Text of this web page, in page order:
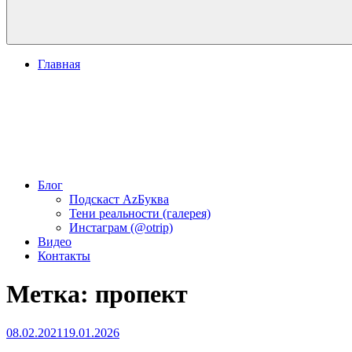
Главная
Блог
Подскаст АzБуква
Тени реальности (галерея)
Инстаграм (@otrip)
Видео
Контакты
Метка: пропект
Опубликовано
08.02.2021 19.01.2026